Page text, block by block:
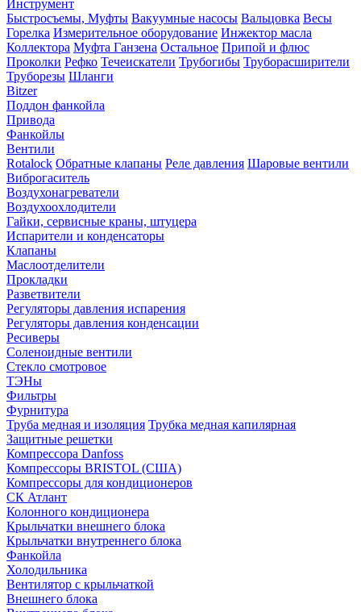
Инструмент
Быстросъемы, Муфты Вакуумные насосы Вальцовка Весы
Горелка Измерительное оборудование Инжектор масла
Коллектора Муфта Ганзена Остальное Припой и флюс
Проколки Рефко Течеискатели Трубогибы Труборасширители
Труборезы Шланги
Bitzer
Поддон фанкойла
Привода
Фанкойлы
Вентили
Rotalock Обратные клапаны Реле давления Шаровые вентили
Виброгаситель
Воздухонагреватели
Воздухоохлодители
Гайки, сервисные краны, штуцера
Испарители и конденсаторы
Клапаны
Маслоотделители
Прокладки
Разветвители
Регуляторы давления испарения
Регуляторы давления конденсации
Ресиверы
Соленоидные вентили
Стекло смотровое
ТЭНы
Фильтры
Фурнитура
Труба медная и изоляция Трубка медная капилярная
Защитные решетки
Компрессора Danfoss
Компрессоры BRISTOL (США)
Компрессоры для кондиционеров
СК Атлант
Колонного кондиционера
Крыльчатки внешнего блока
Крыльчатки внутреннего блока
Фанкойла
Холодильника
Вентилятор с крыльчаткой
Внешнего блока